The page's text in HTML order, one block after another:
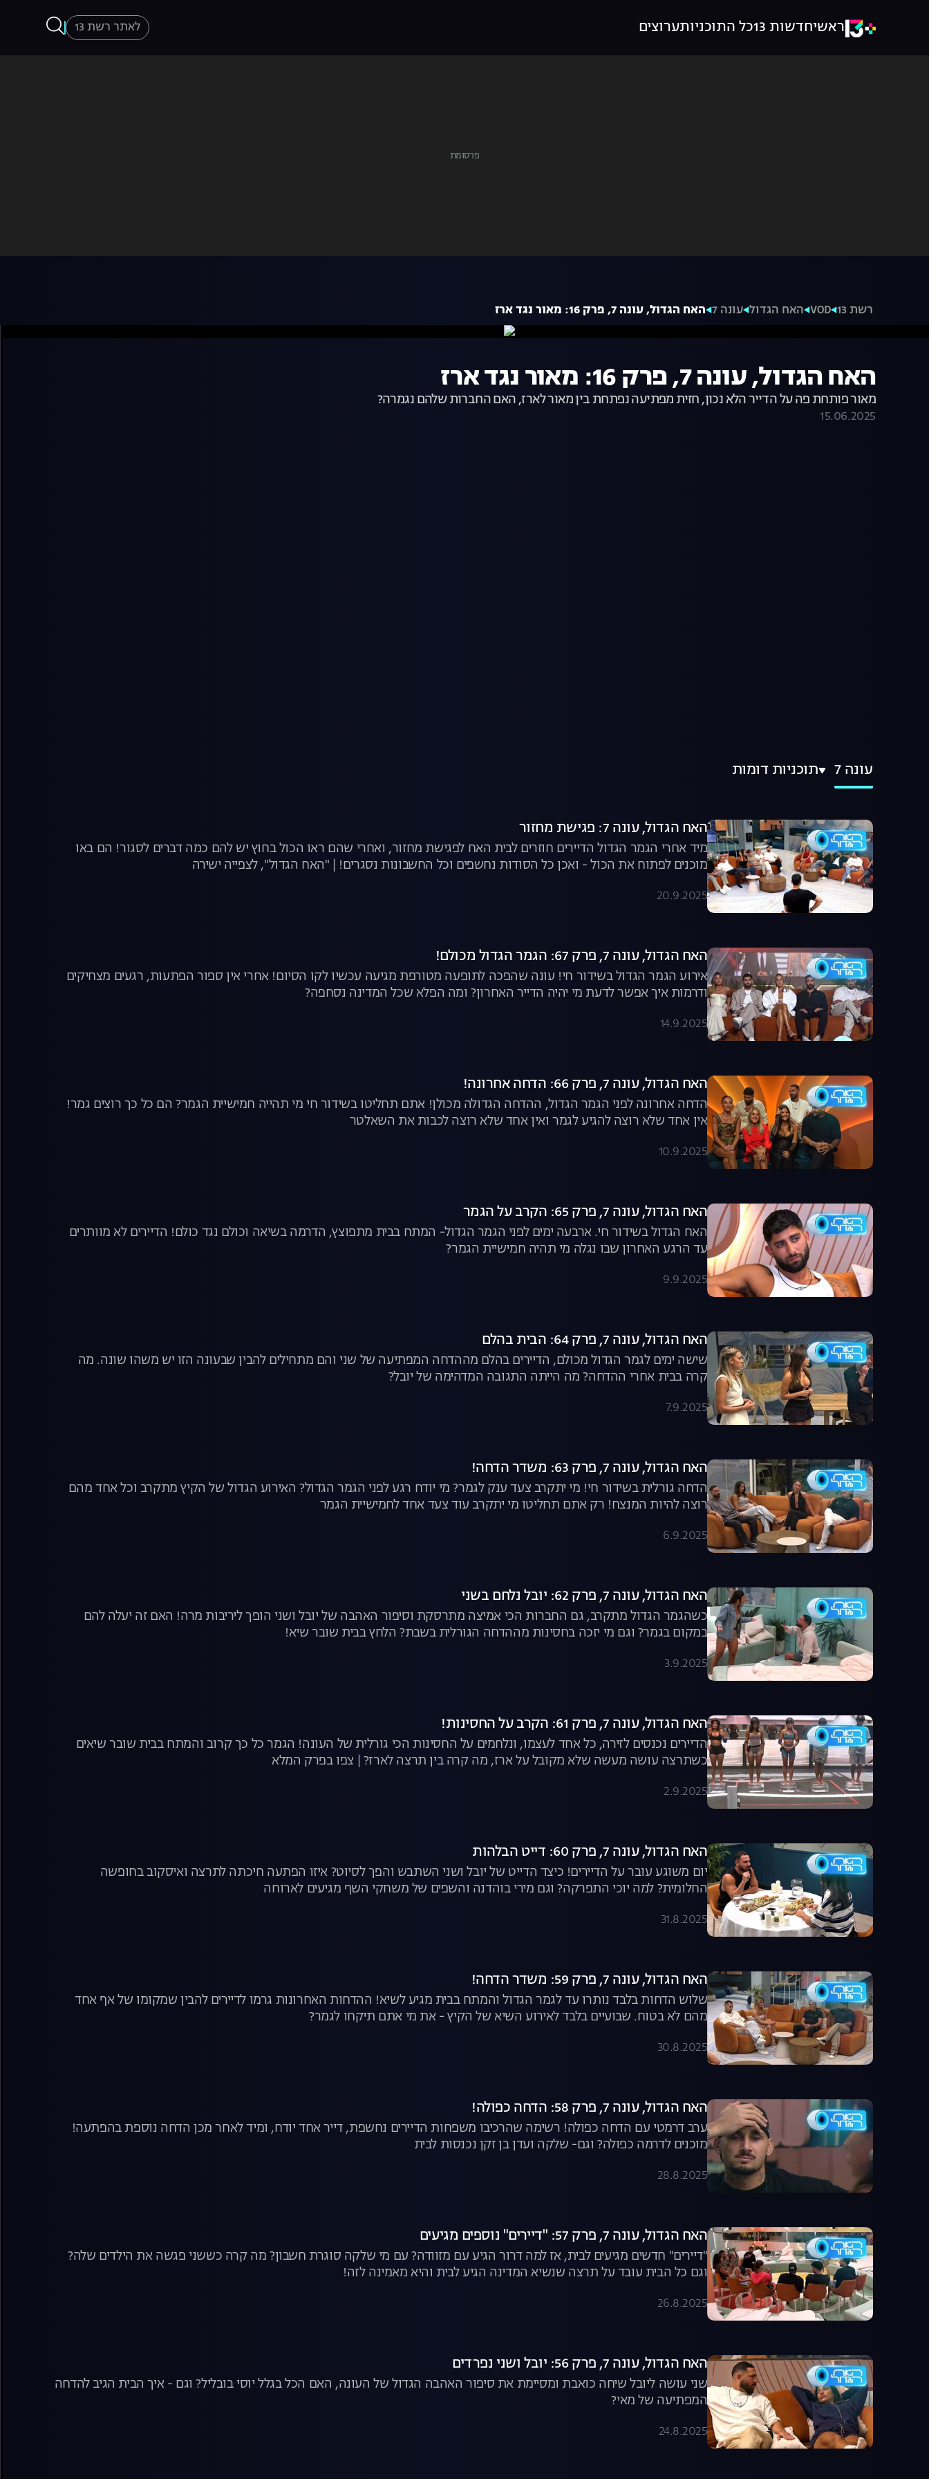
ראשיחדשות 13 כל התוכניותערוצים לאתר רשת 13
רשת 13 VOD האח הגדול עונה 7 האח הגדול, עונה 7, פרק 16: מאור נגד ארז
האח הגדול, עונה 7, פרק 16: מאור נגד ארז
מאור פותחת פה על הדייר הלא נכון, חזית מפתיעה נפתחת בין מאור לארז, האם החברות שלהם נגמרה?
15.06.2025
עונה 7 תוכניות דומות
האח הגדול, עונה 7: פגישת מחזור
מיד אחרי הגמר הגדול הדיירים חוזרים לבית האח לפגישת מחזור, ואחרי שהם ראו הכול בחוץ יש להם כמה דברים לסגור! הם באו
מוכנים לפתוח את הכול - ואכן כל הסודות נחשפים וכל החשבונות נסגרים! | "האח הגדול", לצפייה ישירה
20.9.2025
האח הגדול, עונה 7, פרק 67: הגמר הגדול מכולם!
אירוע הגמר הגדול בשידור חי! עונה שהפכה לתופעה מטורפת מגיעה עכשיו לקו הסיום! אחרי אין ספור הפתעות, רגעים מצחיקים
ודרמות איך אפשר לדעת מי יהיה הדייר האחרון? ומה הפלא שכל המדינה נסחפה?
14.9.2025
האח הגדול, עונה 7, פרק 66: הדחה אחרונה!
הדחה אחרונה לפני הגמר הגדול, ההדחה הגדולה מכולן! אתם תחליטו בשידור חי מי תהייה חמישיית הגמר? הם כל כך רוצים גמר!
אין אחד שלא רוצה להגיע לגמר ואין אחד שלא רוצה לכבות את השאלטר
10.9.2025
האח הגדול, עונה 7, פרק 65: הקרב על הגמר
האח הגדול בשידור חי. ארבעה ימים לפני הגמר הגדול- המתח בבית מתפוצץ, הדרמה בשיאה וכולם נגד כולם! הדיירים לא מוותרים
עד הרגע האחרון שבו נגלה מי תהיה חמישיית הגמר?
9.9.2025
האח הגדול, עונה 7, פרק 64: הבית בהלם
שישה ימים לגמר הגדול מכולם, הדיירים בהלם מההדחה המפתיעה של שני והם מתחילים להבין שבעונה הזו יש משהו שונה. מה
קרה בבית אחרי ההדחה? מה הייתה התגובה המדהימה של יובל?
7.9.2025
האח הגדול, עונה 7, פרק 63: משדר הדחה!
הדחה גורלית בשידור חי! מי יתקרב צעד ענק לגמר? מי יודח רגע לפני הגמר הגדול? האירוע הגדול של הקיץ מתקרב וכל אחד מהם
רוצה להיות המנצח! רק אתם תחליטו מי יתקרב עוד צעד אחד לחמישיית הגמר
6.9.2025
האח הגדול, עונה 7, פרק 62: יובל נלחם בשני
כשהגמר הגדול מתקרב, גם החברות הכי אמיצה מתרסקת וסיפור האהבה של יובל ושני הופך ליריבות מרה! האם זה יעלה להם
במקום בגמר? וגם מי יזכה בחסינות מההדחה הגורלית בשבת? הלחץ בבית שובר שיא!
3.9.2025
האח הגדול, עונה 7, פרק 61: הקרב על החסינות!
הדיירים נכנסים לזירה, כל אחד לעצמו, ונלחמים על החסינות הכי גורלית של העונה! הגמר כל כך קרוב והמתח בבית שובר שיאים
כשתרצה עושה מעשה שלא מקובל על ארז, מה קרה בין תרצה לארז? | צפו בפרק המלא
2.9.2025
האח הגדול, עונה 7, פרק 60: דייט הבלהות
יום משוגע עובר על הדיירים! כיצד הדייט של יובל ושני השתבש והפך לסיוט? איזו הפתעה חיכתה לתרצה ואיסקוב בחופשה
החלומית? למה יוכי התפרקה? וגם מירי בוהדנה והשפים של משחקי השף מגיעים לארוחה
31.8.2025
האח הגדול, עונה 7, פרק 59: משדר הדחה!
שלוש הדחות בלבד נותרו עד לגמר הגדול והמתח בבית מגיע לשיא! ההדחות האחרונות גרמו לדיירים להבין שמקומו של אף אחד
מהם לא בטוח. שבועיים בלבד לאירוע השיא של הקיץ - את מי אתם תיקחו לגמר?
30.8.2025
האח הגדול, עונה 7, פרק 58: הדחה כפולה!
ערב דרמטי עם הדחה כפולה! רשימה שהרכיבו משפחות הדיירים נחשפת, דייר אחד יודח, ומיד לאחר מכן הדחה נוספת בהפתעה!
מוכנים לדרמה כפולה? וגם- שלקה ועדן בן זקן נכנסות לבית
28.8.2025
האח הגדול, עונה 7, פרק 57: "דיירים" נוספים מגיעים
"דיירים" חדשים מגיעים לבית, אז למה דרור הגיע עם מזוודה? עם מי שלקה סוגרת חשבון? מה קרה כששני פגשה את הילדים שלה?
וגם כל הבית עובד על תרצה שנשיא המדינה הגיע לבית והיא מאמינה לזה!
26.8.2025
האח הגדול, עונה 7, פרק 56: יובל ושני נפרדים
שני עושה ליובל שיחה כואבת ומסיימת את סיפור האהבה הגדול של העונה, האם הכל בגלל יוסי בובליל? וגם - איך הבית הגיב להדחה
המפתיעה של מאי?
24.8.2025